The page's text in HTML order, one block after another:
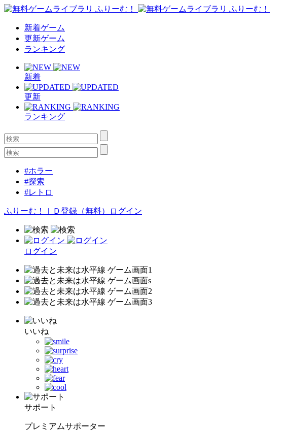
新着ゲーム
更新ゲーム
ランキング
新着
更新
ランキング
#ホラー
#探索
#レトロ
ふりーむ！ＩＤ登録（無料） ログイン
ログイン
いいね
サポート
プレミアムサポーター